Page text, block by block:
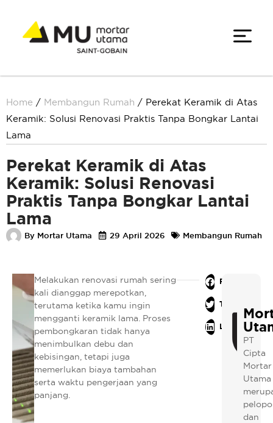
Home / Membangun Rumah / Perekat Keramik di Atas
Keramik: Solusi Renovasi Praktis Tanpa Bongkar Lantai
Lama
Perekat Keramik di Atas
Keramik: Solusi Renovasi
Praktis Tanpa Bongkar Lantai
Lama
By Mortar Utama 29 April 2026 Membangun Rumah
Melakukan renovasi rumah sering
kali dianggap merepotkan,
terutama ketika kamu ingin
mengganti keramik lama. Proses
pembongkaran tidak hanya
menimbulkan debu dan
kebisingan, tetapi juga
memerlukan biaya tambahan
serta waktu pengerjaan yang
panjang.
Facebook
Twitter
LinkedIn
PT
Cipta
Mortar
Utama
dan